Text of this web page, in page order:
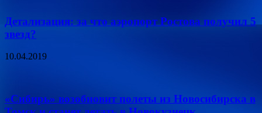
Детализация: за что аэропорт Ростова получил 5
звезд?
10.04.2019
«Сибирь» возобновит полеты из Новосибирска в